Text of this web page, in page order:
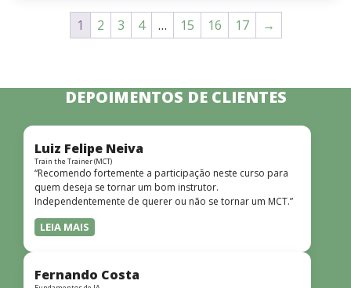
1 2 3 4 … 15 16 17 →
DEPOIMENTOS DE CLIENTES
Luiz Felipe Neiva
Train the Trainer (MCT)
“Recomendo fortemente a participação neste curso para
quem deseja se tornar um bom instrutor.
Independentemente de querer ou não se tornar um MCT.”
LEIA MAIS
Fernando Costa